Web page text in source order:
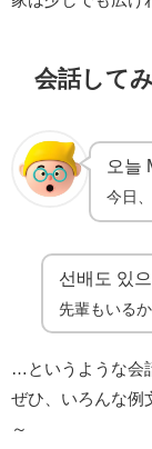
会話して
오늘
今日
선배도 있
先輩もいる
…というような会
ぜひ、いろんな例
～